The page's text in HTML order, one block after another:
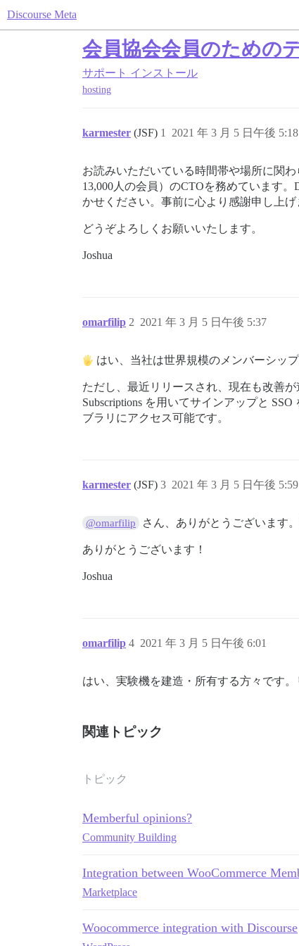
Discourse Meta
会員協会会員のための
サポート インストール
hosting
karmester (JSF) 2021 年 3 月 5 日午後 5:18
1
お読みいただいている時間帯や場所に関
13,000人の会員）のCTOを務めています
かせください。事前に心より感謝申し上
どうぞよろしくお願いいたします。
Joshua
omarfilip 2021 年 3 月 5 日午後 5:37
2
はい、当社は世界規模のメンバーシップ
ただし、最近リリースされ、現在も改善が
Subscriptions を用いてサインアップと
ブラリにアクセス可能です。
karmester (JSF) 2021 年 3 月 5 日午後 5:59
3
@omarfilip さん、ありがとうございます
ありがとうございます！
Joshua
omarfilip 2021 年 3 月 5 日午後 6:01
4
はい、実験機を建造・所有する方々です
関連トピック
トピック
Memberful opinions?
Community Building
Integration between WooCommerce
Marketplace
Woocommerce integration with Discourse